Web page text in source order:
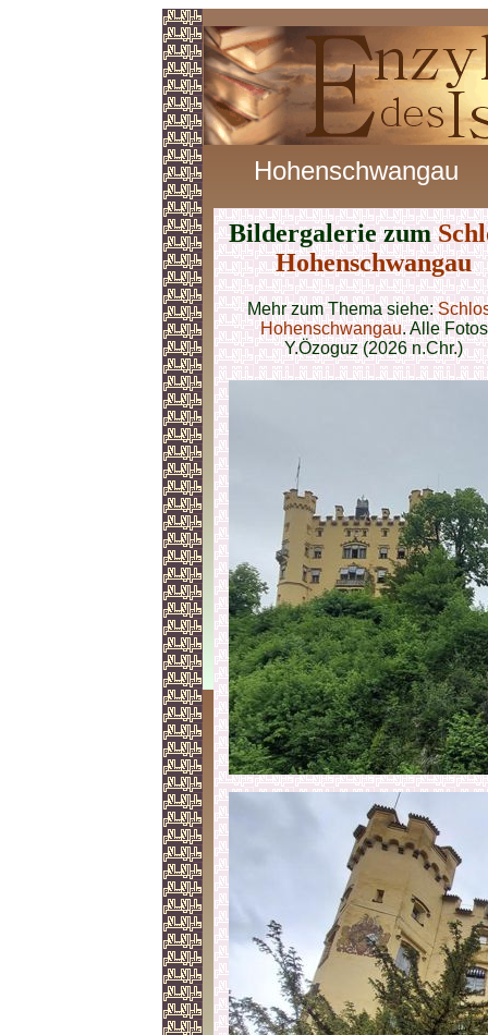
Hohenschwangau
Bildergalerie zum
Hohenschwangau
Mehr zum Thema siehe:
Hohenschwangau. Alle Fotos
Y.Özoguz (2026 n.Chr.)